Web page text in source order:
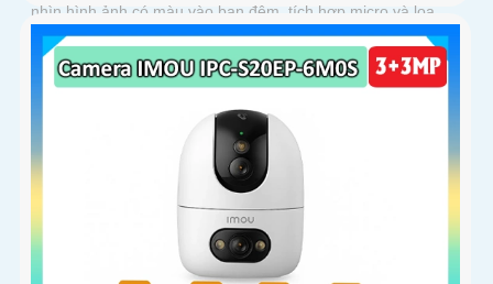
nhìn hình ảnh có màu vào ban đêm, tích hợp micro và loa
giúp đàm thoại 2 chiều, trang bị cổng LAN cắm mạng trực
tiếp nâng cao độ ổn định